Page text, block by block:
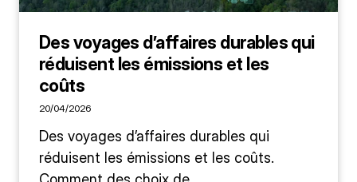
Des voyages d’affaires durables qui
réduisent les émissions et les
coûts
20/04/2026
Des voyages d’affaires durables qui
réduisent les émissions et les coûts.